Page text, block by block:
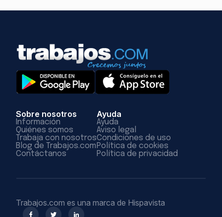
Sobre nosotros
Información
Quiénes somos
Trabaja con nosotros
Blog de Trabajos.com
Contáctanos
Ayuda
Ayuda
Aviso legal
Condiciones de uso
Política de cookies
Política de privacidad
Trabajos.com es una marca de Hispavista